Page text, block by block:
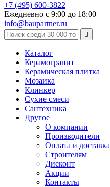
+7 (495) 600-3822
Ежедневно с 9:00 до 18:00
info@baupartner.ru

Каталог
Керамогранит
Керамическая плитка
Мозаика
Клинкер
Сухие смеси
Сантехника
Другое
О компании
Производители
Оплата и доставка
Строителям
Дисконт
Акции
Контакты